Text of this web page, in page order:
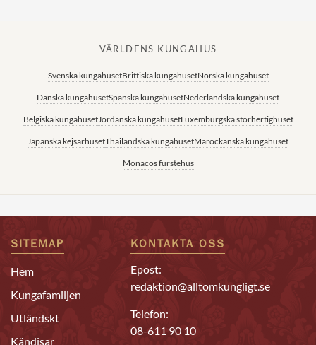
VÄRLDENS KUNGAHUS
Svenska kungahusetBrittiska kungahusetNorska kungahuset
Danska kungahusetSpanska kungahusetNederländska kungahuset
Belgiska kungahusetJordanska kungahusetLuxemburgska storhertighuset
Japanska kejsarhusetThailändska kungahusetMarockanska kungahuset
Monacos furstehus
SITEMAP
Hem
Kungafamiljen
Utländskt
Kändisar
KONTAKTA OSS
Epost:
redaktion@alltomkungligt.se
Telefon:
08-611 90 10